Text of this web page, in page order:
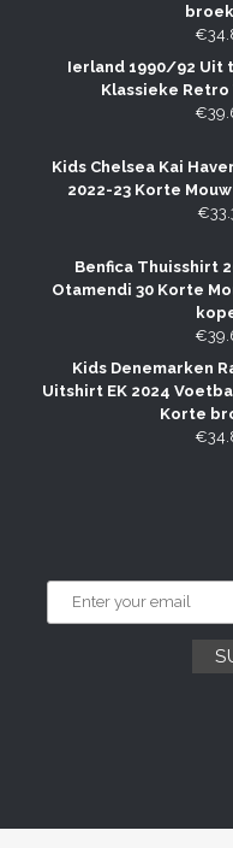
€
Ierland 1990/92 Uit
Klassieke
€
Kids Chelsea Kai
2022-23 Korte
€
Benfica Thuisshirt
Otamendi 30 Korte
€
Kids Denemarken
Uitshirt EK 2024
Korte
€